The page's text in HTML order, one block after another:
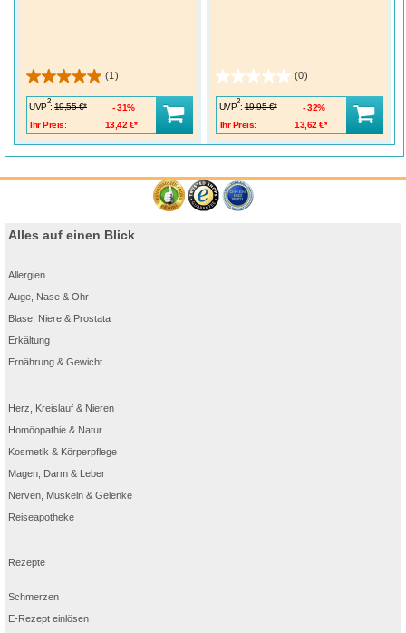
(1)
UVP
2
: 19,55 €*
Ihr Preis:
13,42 €*
31%
(0)
UVP
2
: 19,95 €*
Ihr Preis:
13,62 €*
32%
Alles auf einen Blick
Allergien
Auge, Nase & Ohr
Blase, Niere & Prostata
Erkältung
Ernährung & Gewicht
Herz, Kreislauf & Nieren
Homöopathie & Natur
Kosmetik & Körperpflege
Magen, Darm & Leber
Nerven, Muskeln & Gelenke
Reiseapotheke
Rezepte
Schmerzen
E-Rezept einlösen